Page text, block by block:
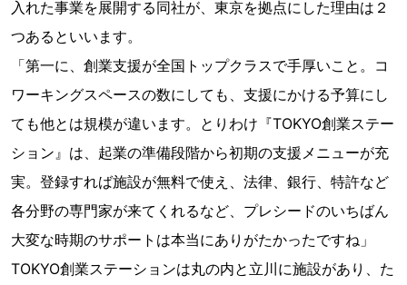
入れた事業を展開する同社が、東京を拠点にした理由は２
つあるといいます。
「第一に、創業支援が全国トップクラスで手厚いこと。コ
ワーキングスペースの数にしても、支援にかける予算にし
ても他とは規模が違います。とりわけ『TOKYO創業ステー
ション』は、起業の準備段階から初期の支援メニューが充
実。登録すれば施設が無料で使え、法律、銀行、特許など
各分野の専門家が来てくれるなど、プレシードのいちばん
大変な時期のサポートは本当にありがたかったですね」
TOKYO創業ステーションは丸の内と立川に施設があり、た